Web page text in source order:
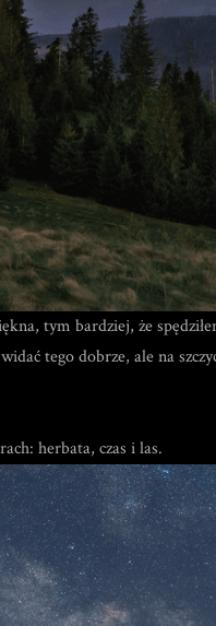
tym bardziej, że
tego dobrze, ale na
herbata, czas i las.